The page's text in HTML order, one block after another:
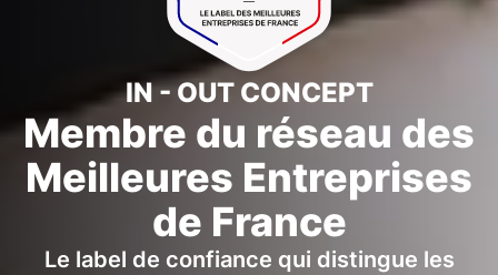
IN - OUT CONCEPT
Membre du réseau des
Meilleures Entreprises
de France
Le label de confiance qui distingue les